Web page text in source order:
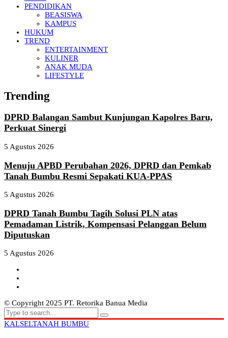
PENDIDIKAN
BEASISWA
KAMPUS
HUKUM
TREND
ENTERTAINMENT
KULINER
ANAK MUDA
LIFESTYLE
Trending
DPRD Balangan Sambut Kunjungan Kapolres Baru,
Perkuat Sinergi
5 Agustus 2026
Menuju APBD Perubahan 2026, DPRD dan Pemkab
Tanah Bumbu Resmi Sepakati KUA-PPAS
5 Agustus 2026
DPRD Tanah Bumbu Tagih Solusi PLN atas
Pemadaman Listrik, Kompensasi Pelanggan Belum
Diputuskan
5 Agustus 2026
© Copyright 2025 PT. Retorika Banua Media
KALSELTANAH BUMBU